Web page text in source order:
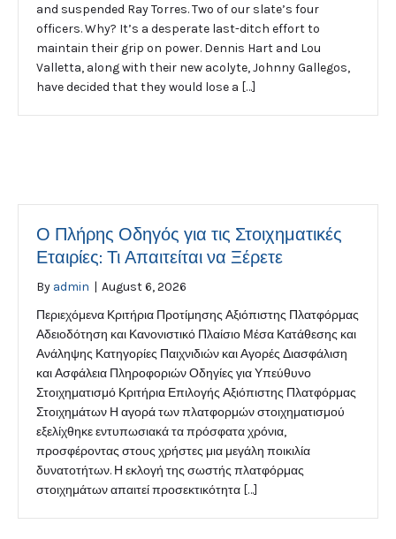
and suspended Ray Torres. Two of our slate’s four
officers. Why? It’s a desperate last-ditch effort to
maintain their grip on power. Dennis Hart and Lou
Valletta, along with their new acolyte, Johnny Gallegos,
have decided that they would lose a […]
Ο Πλήρης Οδηγός για τις Στοιχηματικές
Εταιρίες: Τι Απαιτείται να Ξέρετε
By admin | August 6, 2026
Περιεχόμενα Κριτήρια Προτίμησης Αξιόπιστης Πλατφόρμας
Αδειοδότηση και Κανονιστικό Πλαίσιο Μέσα Κατάθεσης και
Ανάληψης Κατηγορίες Παιχνιδιών και Αγορές Διασφάλιση
και Ασφάλεια Πληροφοριών Οδηγίες για Υπεύθυνο
Στοιχηματισμό Κριτήρια Επιλογής Αξιόπιστης Πλατφόρμας
Στοιχημάτων Η αγορά των πλατφορμών στοιχηματισμού
εξελίχθηκε εντυπωσιακά τα πρόσφατα χρόνια,
προσφέροντας στους χρήστες μια μεγάλη ποικιλία
δυνατοτήτων. Η εκλογή της σωστής πλατφόρμας
στοιχημάτων απαιτεί προσεκτικότητα […]